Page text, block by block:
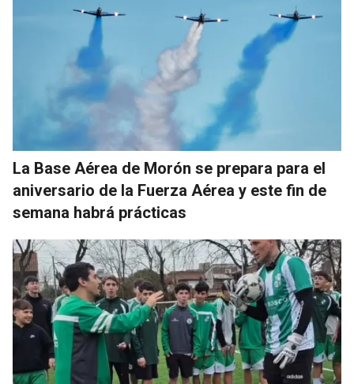
La Base Aérea de Morón se prepara para el
aniversario de la Fuerza Aérea y este fin de
semana habrá prácticas